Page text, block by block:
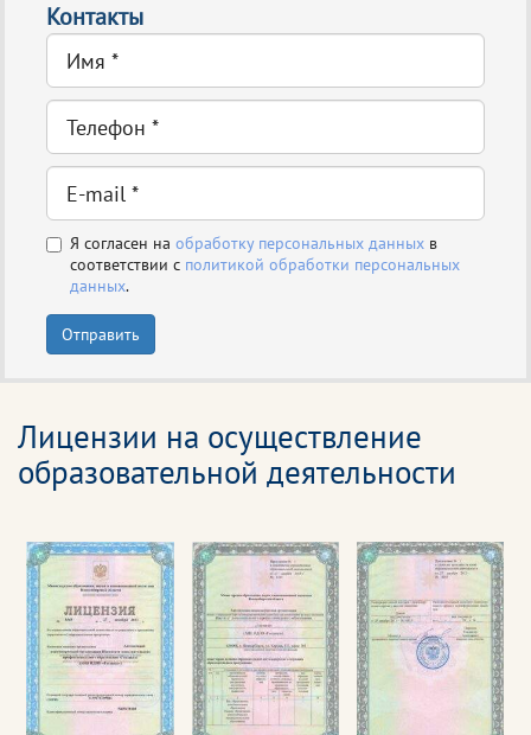
Контакты
Я согласен на обработку персональных данных в
соответствии с политикой обработки персональных
данных.
Отправить
Лицензии на осуществление
образовательной деятельности